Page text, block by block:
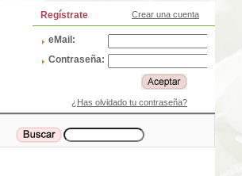
Regístrate Crear una cuenta
eMail:
Contraseña:
¿Has olvidado tu contraseña?